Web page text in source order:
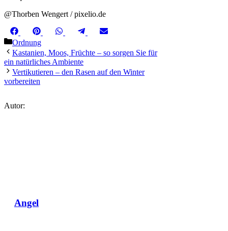
@Thorben Wengert / pixelio.de
Share
on
FacebookShare
Pinterest Share
WhatsAppShare
TelegramShare
Kategorien
Ordnung
Kastanien, Moos, Früchte – so sorgen Sie für
ein natürliches Ambiente
Vertikutieren – den Rasen auf den Winter
vorbereiten
Autor:
Angel